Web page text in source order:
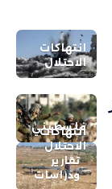
انتهاكات
الاحتلال
فلسطيني
انتهاكات
الاحتلال
تقارير
ودراسات